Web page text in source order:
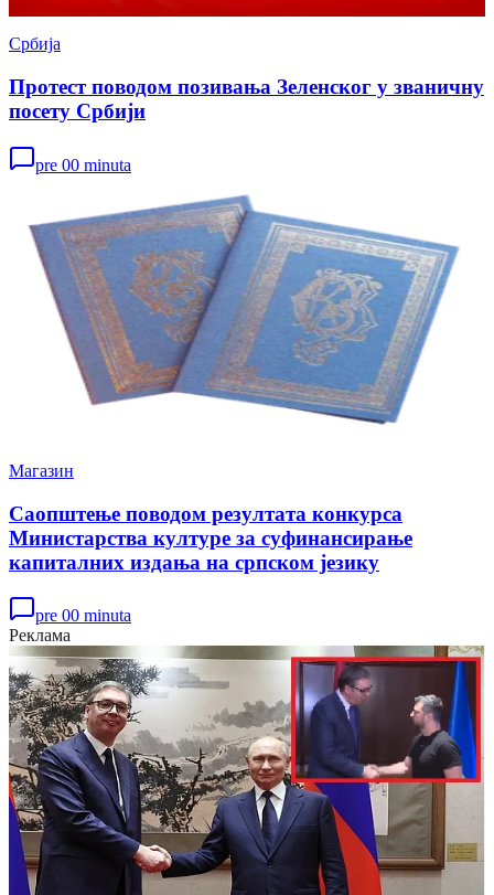
Србија
Протест поводом позивања Зеленског у званичну
посету Србији
pre 00 minuta
Магазин
Саопштење поводом резултата конкурса
Министарства културе за суфинансирање
капиталних издања на српском језику
pre 00 minuta
Реклама